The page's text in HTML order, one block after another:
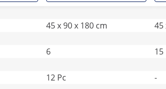
45 x 90 x 180 cm 45
6 15
12 Pc -